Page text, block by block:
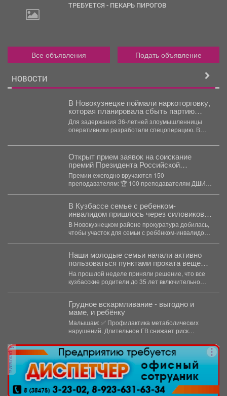
ТРЕБУЕТСЯ - ПЕКАРЬ ПИРОГОВ
Все объявления Подать объявление
НОВОСТИ
В Новокузнецке поймали наркоторговку,
которая планировала сбыть партию
карфентанила в особо крупном размере
Для задержания 36-летней злоумышленницы
оперативники разработали спецоперацию. В
правоохранители...
Открыт прием заявок на соискание
премий Президента Российской
Федерации для преподавателей в
области музыкального искусства в 2026
году.
Премии ежегодно вручаются 150
преподавателям: 🏆 100 преподавателям ДШИ
В Кузбассе семье с ребенком-
инвалидом пришлось через силовиков
просить воду в дом
В Новокузнецком районе прокуратура добилась,
чтобы участок для семьи с ребёнком-инвалидом
Наши молодые семьи начали активно
пользоваться пунктами проката вещей
для новорожденных.
На прошлой неделе приняли решение, что все
кузбасские родители до 35 лет включительно
Грудное вскармливание - выгодно и
маме, и ребёнку
Малышам: ✅ Профилактика метаболических
нарушений. Длительное ГВ снижает риск
реклама